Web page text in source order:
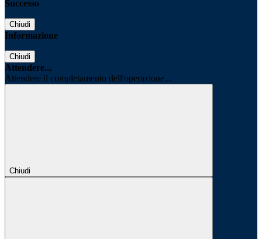
Successo
Chiudi
Informazione
Chiudi
Attendere...
Attendere il completamento dell'operazione...
Chiudi